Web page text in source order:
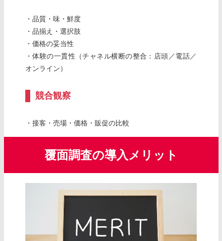
・品質・味・鮮度
・品揃え・選択肢
・価格の妥当性
・体験の一貫性（チャネル横断の整合：店頭／電話／
オンライン）
競合観察
・接客・売場・価格・販促の比較
覆面調査の導入メリット